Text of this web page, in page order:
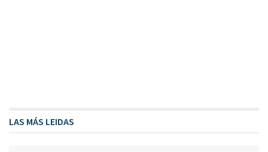
LAS MÁS LEIDAS